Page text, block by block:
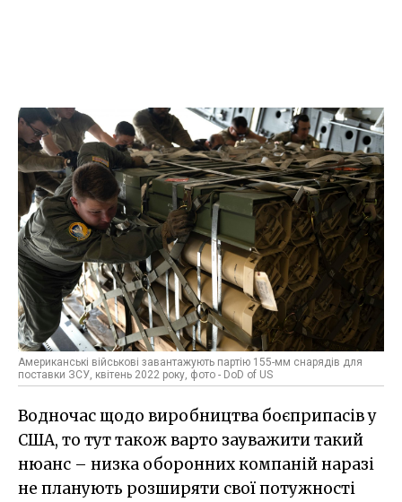
Американські військові завантажують партію 155-мм снарядів для
поставки ЗСУ, квітень 2022 року, фото - DoD of US
Водночас щодо виробництва боєприпасів у
США, то тут також варто зауважити такий
нюанс – низка оборонних компаній наразі
не планують розширяти свої потужності